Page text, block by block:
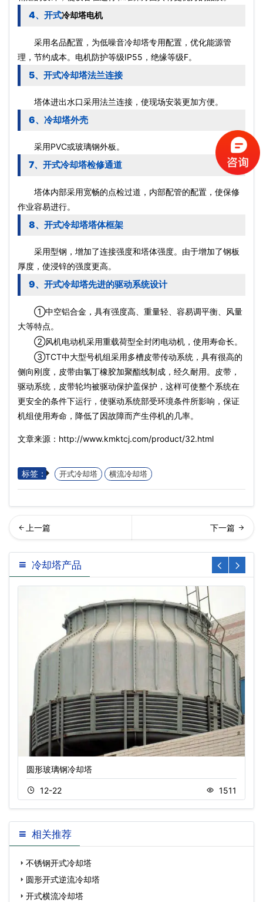
4、开式冷却塔电机
采用名品配置，为低噪音冷却塔专用配置，优化能源管
理，节约成本。电机防护等级IP55，绝缘等级F。
5、开式冷却塔法兰连接
塔体进出水口采用法兰连接，使现场安装更加方便。
6、冷却塔外壳
采用PVC或玻璃钢外板。
7、开式冷却塔检修通道
塔体内部采用宽畅的点检过道，内部配管的配置，使保修
作业容易进行。
8、开式冷却塔塔体框架
采用型钢，增加了连接强度和塔体强度。由于增加了钢板
厚度，使浸锌的强度更高。
9、开式冷却塔先进的驱动系统设计
①中空铝合金，具有强度高、重量轻、容易调平衡、风量
大等特点。
②风机电动机采用重载荷型全封闭电动机，使用寿命长。
③TCT中大型号机组采用多槽皮带传动系统，具有很高的
侧向刚度，皮带由氯丁橡胶加聚酯线制成，经久耐用。皮带，
驱动系统，皮带轮均被驱动保护盖保护，这样可使整个系统在
更安全的条件下运行，使驱动系统部受环境条件所影响，保证
机组使用寿命，降低了因故障而产生停机的几率。
文章来源：http://www.kmktcj.com/product/32.html
标签： 开式冷却塔 横流冷却塔
回列表 流开放式冷却塔可选配件
冷却塔产品
圆形玻璃钢冷却塔
12-22 1511
相关推荐
不锈钢开式冷却塔
圆形开式逆流冷却塔
开式横流冷却塔